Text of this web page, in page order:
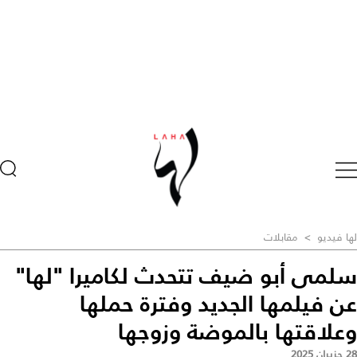
لها فيديو > مقابلات
سلمى أبو ضيف تتحدث لكاميرا "لها"
عن فيلمها الجديد وفترة حملها
وعلاقتها بالموضة وزوجها